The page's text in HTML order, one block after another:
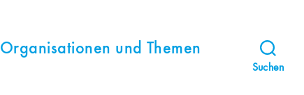
Organisationen und Themen
Suchen